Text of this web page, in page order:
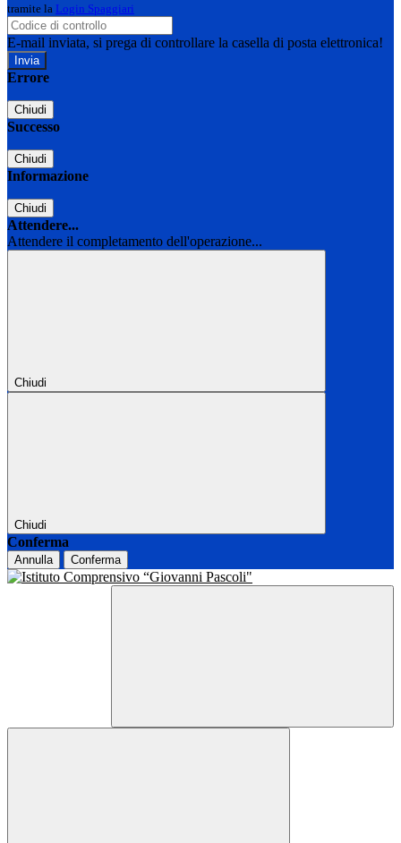
tramite la Login Spaggiari
E-mail inviata, si prega di controllare la casella di posta elettronica!
Errore
Chiudi
Successo
Chiudi
Informazione
Chiudi
Attendere...
Attendere il completamento dell'operazione...
Chiudi
Chiudi
Conferma
Annulla Conferma